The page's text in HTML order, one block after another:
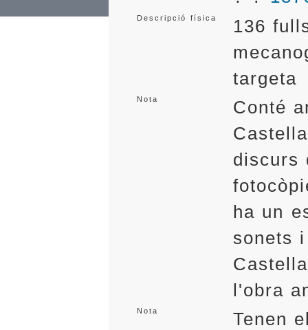
Descripció física
136
targeta
Nota
Conté
discurs
ha un
sonets
l'obra
Nota
Tenen